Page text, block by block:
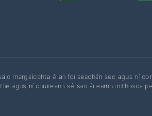
margaíochta é an foilseachán seo agus ní
agus ní chuireann sé san áireamh imthosca